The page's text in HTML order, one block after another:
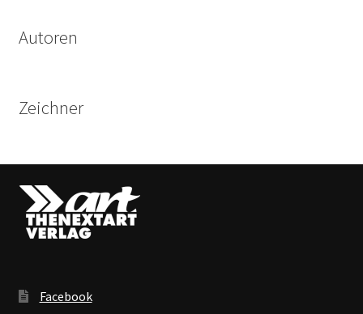
Autoren
Zeichner
Facebook